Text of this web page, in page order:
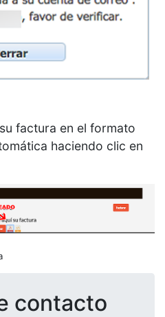
factura en el formato
haciendo clic en
contacto